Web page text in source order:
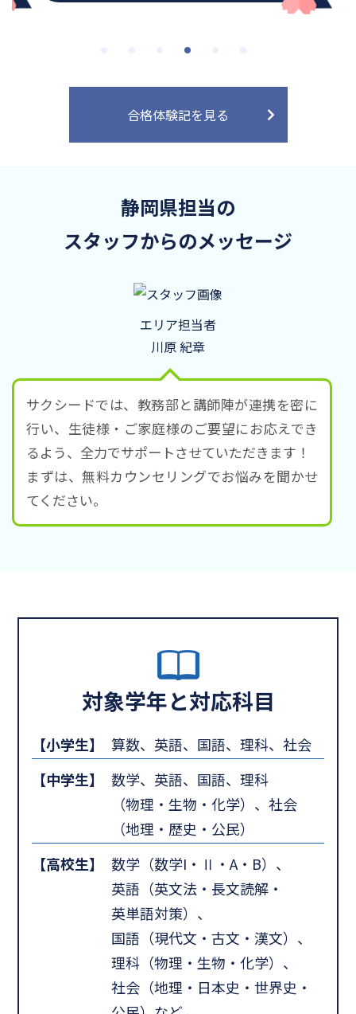
合格体験記を見る
静岡県担当の
スタッフからのメッセージ
エリア担当者
川原 紀章
サクシードでは、教務部と講師陣が連携を密に
行い、生徒様・ご家庭様のご要望にお応えでき
るよう、全力でサポートさせていただきます！
まずは、無料カウンセリングでお悩みを聞かせ
てください。
対象学年と対応科目
【小学生】
算数、英語、国語、理科、社会
【中学生】
数学、英語、国語、理科
（物理・生物・化学）、社会
（地理・歴史・公民）
【高校生】
数学（数学I・Ⅱ・A・B）、
英語（英文法・長文読解・
英単語対策）、
国語（現代文・古文・漢文）、
理科（物理・生物・化学）、
社会（地理・日本史・世界史・